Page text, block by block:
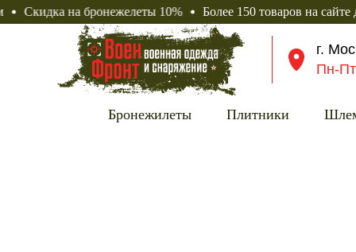
на бронежелеты 10% Более 150 товаров на сайте
г.
Пн-Пт
Бронежилеты Плитники